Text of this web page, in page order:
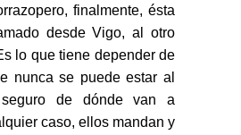
finalmente, ésta
desde Vigo, al otro
lo que tiene depender de
nunca se puede estar al
de dónde van a
caso, ellos mandan y